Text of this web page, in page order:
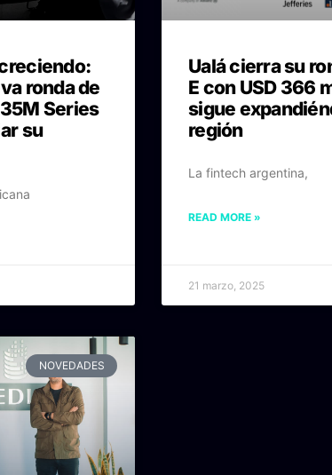
ronda de
Series
su
Ualá cierra su
E con USD 366
sigue
región
La fintech argentina,
READ MORE »
21 marzo, 2025
NOVEDADES